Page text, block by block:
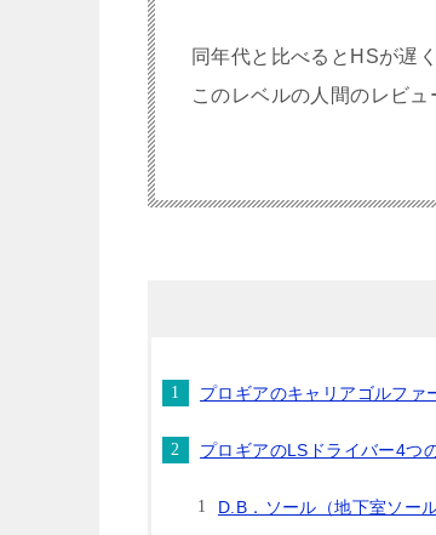
同年代と比べるとHSが遅
このレベルの人間のレビュ
プロギアのキャリアゴルファ
プロギアのLSドライバー4つ
D.B．ソール（地下室ソー